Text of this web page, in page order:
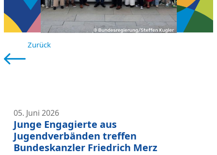
Zurück
05. Juni 2026
Junge Engagierte aus
Jugendverbänden treffen
Bundeskanzler Friedrich Merz